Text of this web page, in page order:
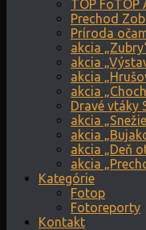
TOP
Prechod
Príroda
akcia
akcia
akcia
akcia
Dravé vtáky
akcia
akcia
akcia „Deň
akcia
Kategórie
Fotop
Fotoreporty
Kontakt